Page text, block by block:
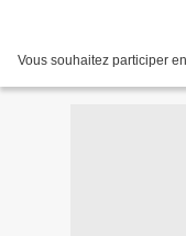
Vous souhaitez participer